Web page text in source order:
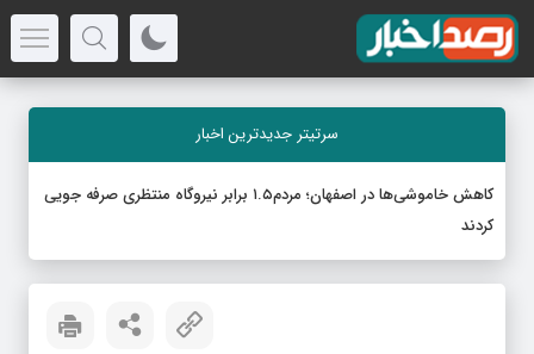
سرتیتر جدیدترین اخبار
کاهش خاموشی‌ها در اصفهان؛ مردم۱.۵ برابر نیروگاه منتظری صرفه جویی
کردند